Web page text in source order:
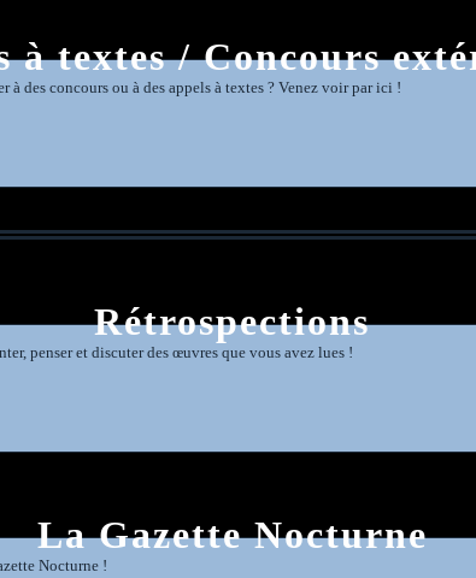
à textes / Concours
à des concours ou à des appels à textes ? Venez voir par ici !
Rétrospections
penser et discuter des œuvres que vous avez lues !
La Gazette Nocturne
Nocturne !